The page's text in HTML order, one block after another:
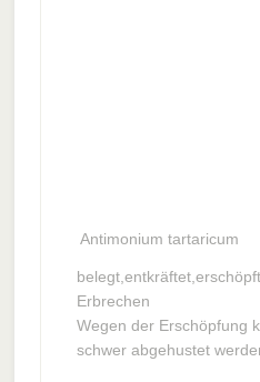
Antimonium tartaricum
Erbrechen
Wegen der Erschöpfung
schwer abgehustet